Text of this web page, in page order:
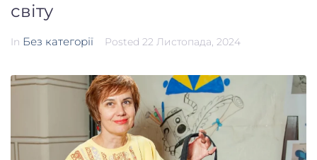
світу
In Без категорії Posted 22 Листопада, 2024